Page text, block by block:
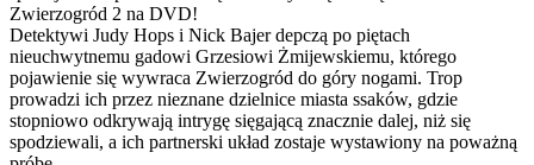
Zwierzogród 2 na DVD!
Detektywi Judy Hops i Nick Bajer depczą po piętach
nieuchwytnemu gadowi Grzesiowi Żmijewskiemu, którego
pojawienie się wywraca Zwierzogród do góry nogami. Trop
prowadzi ich przez nieznane dzielnice miasta ssaków, gdzie
stopniowo odkrywają intrygę sięgającą znacznie dalej, niż się
spodziewali, a ich partnerski układ zostaje wystawiony na poważną